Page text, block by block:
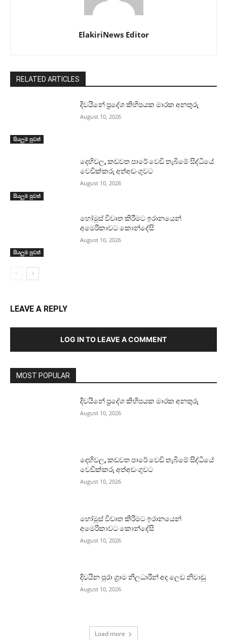
ElakiriNews Editor
RELATED ARTICLES
සියලුම පුවත්
දිවයිනේ ප්‍රදේශ කිහිපයක මාරක අනතුරු
August 10, 2026
සියලුම පුවත්
දෙහිවල, කඩවත පාරේ වෙඩි තැබීමේ සිද්ධියේ
වෙඩික්කරු අත්අඩංගුවට
August 10, 2026
සියලුම පුවත්
හෝමූස් විවෘත කිරීමට ඉරානයෙන්
අමෙරිකාවට කොන්දේසි
August 10, 2026
LEAVE A REPLY
LOG IN TO LEAVE A COMMENT
MOST POPULAR
දිවයිනේ ප්‍රදේශ කිහිපයක මාරක අනතුරු
August 10, 2026
දෙහිවල, කඩවත පාරේ වෙඩි තැබීමේ සිද්ධියේ
වෙඩික්කරු අත්අඩංගුවට
August 10, 2026
හෝමූස් විවෘත කිරීමට ඉරානයෙන්
අමෙරිකාවට කොන්දේසි
August 10, 2026
දිවයින පුරා ග්‍රාම නිලධාරීන් අද ලෙඩ නිවාඩු
August 10, 2026
Load more